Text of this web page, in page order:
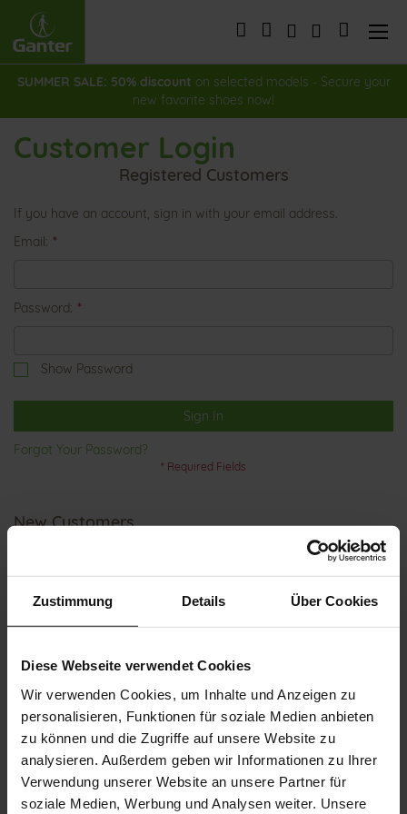
Zustimmung Details Über Cookies
Diese Webseite verwendet Cookies
Wir verwenden Cookies, um Inhalte und Anzeigen zu
personalisieren, Funktionen für soziale Medien anbieten
zu können und die Zugriffe auf unsere Website zu
analysieren. Außerdem geben wir Informationen zu Ihrer
Verwendung unserer Website an unsere Partner für
soziale Medien, Werbung und Analysen weiter. Unsere
Content
My Cart
SUMMER SALE: 50% discount on selected models - Secure your
new favorite shoes now!
Customer Login
Registered Customers
If you have an account, sign in with your email address.
Email
Password
Show Password
Sign In
Forgot Your Password?
New Customers
Creating an account has many benefits: check out faster, keep
CUSTOMER SERVICE